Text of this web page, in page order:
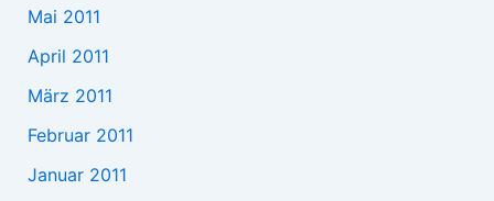
Mai 2011
April 2011
März 2011
Februar 2011
Januar 2011